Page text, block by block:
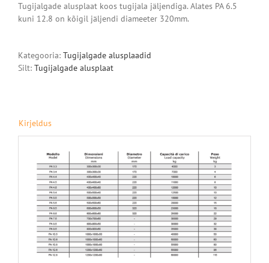
Tugijalgade alusplaat koos tugijala jäljendiga. Alates PA 6.5
kuni 12.8 on kõigil jäljendi diameeter 320mm.
Kategooria: Tugijalgade alusplaadid
Silt: Tugijalgade alusplaat
Kirjeldus